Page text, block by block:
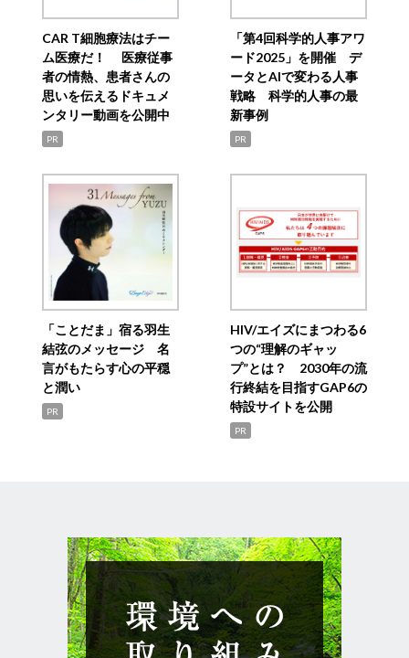
CAR T細胞療法はチー
ム医療だ！ 医療従事
者の情熱、患者さんの
思いを伝えるドキュメ
ンタリー動画を公開中
PR
「第4回科学的人事アワ
ード2025」を開催 デ
ータとAIで変わる人事
戦略 科学的人事の最
新事例
PR
「ことだま」宿る羽生
結弦のメッセージ 名
言がもたらす心の平穏
と潤い
PR
HIV/エイズにまつわる6
つの“理解のギャッ
プ”とは？ 2030年の流
行終結を目指すGAP6の
特設サイトを公開
PR